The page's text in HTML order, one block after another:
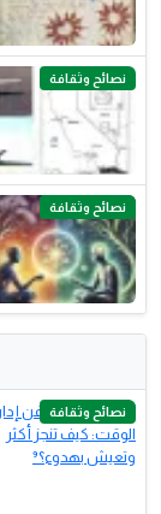
نصائح وثقافة
نصائح وثقافة
نصائح وثقافة